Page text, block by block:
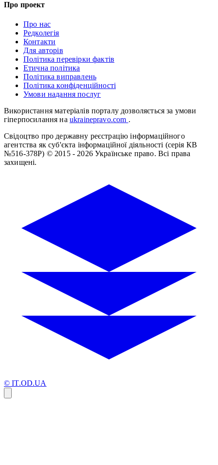
Про проект
Про нас
Редколегія
Контакти
Для авторів
Політика перевірки фактів
Етична політика
Політика виправлень
Політика конфіденційності
Умови надання послуг
Використання матеріалів порталу дозволяється за умови
гіперпосилання на ukrainepravo.com .
Свідоцтво про державну реєстрацію інформаційного
агентства як суб'єкта інформаційної діяльності (серія КВ
№516-378Р) © 2015 - 2026 Українське право. Всі права
захищені.
© IT.OD.UA